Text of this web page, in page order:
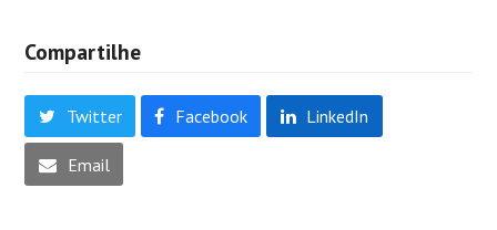
Compartilhe
Twitter Facebook LinkedIn
Email